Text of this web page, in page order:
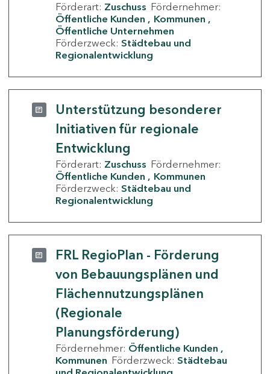
Förderart: Zuschuss Fördernehmer:
Öffentliche Kunden
Kommunen
Öffentliche Unternehmen
Förderzweck: Städtebau und
Regionalentwicklung
Unterstützung besonderer
Initiativen für regionale
Entwicklung
Förderart: Zuschuss Fördernehmer:
Öffentliche Kunden
Kommunen
Förderzweck: Städtebau und
Regionalentwicklung
FRL RegioPlan - Förderung
von Bebauungsplänen und
Flächennutzungsplänen
(Regionale
Planungsförderung)
Fördernehmer: Öffentliche Kunden
Kommunen Förderzweck: Städtebau